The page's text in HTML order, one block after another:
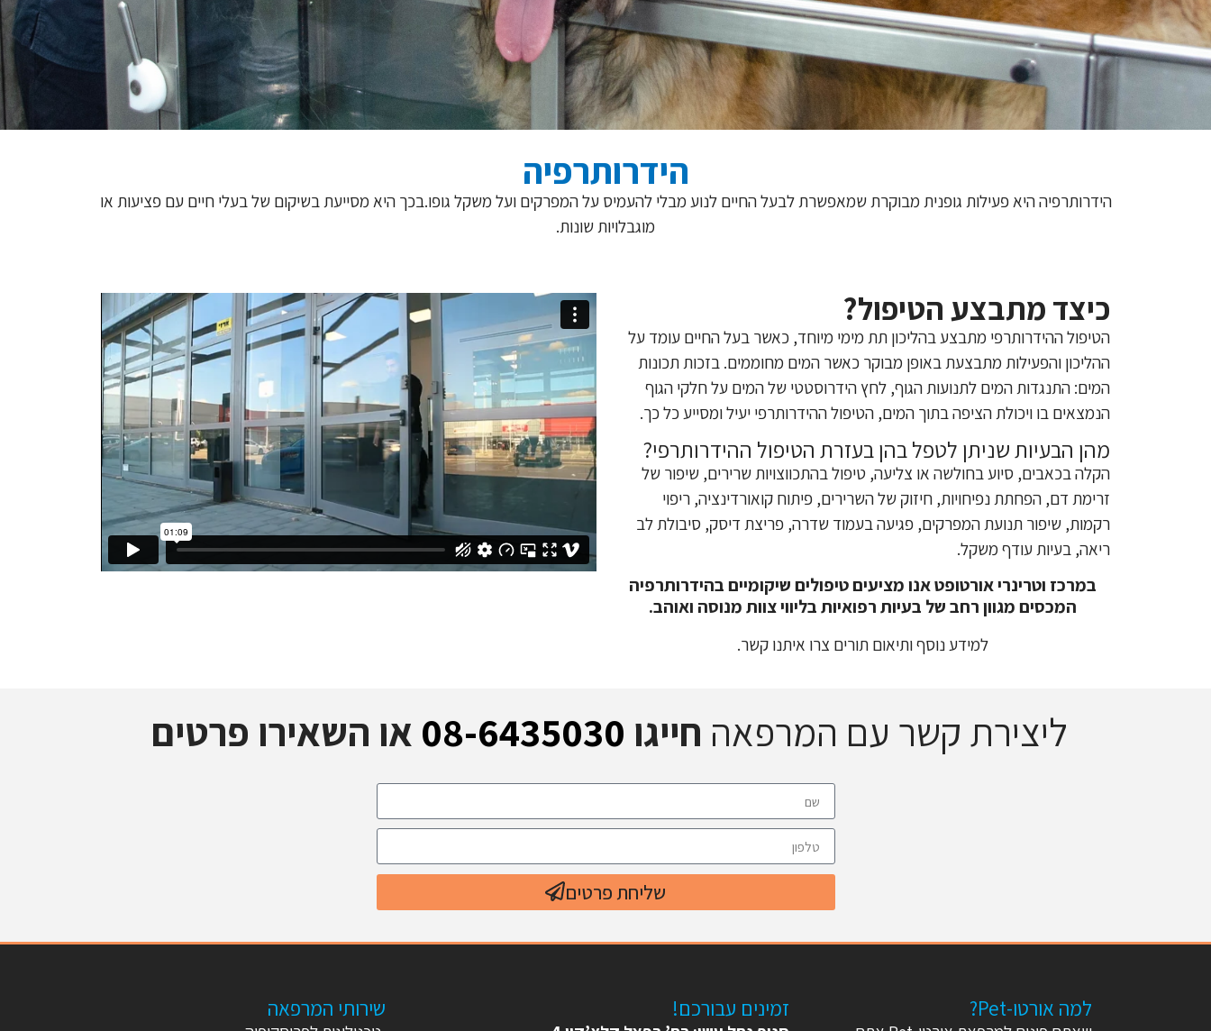
הידרותרפיה
הידרותרפיה היא פעילות גופנית מבוקרת שמאפשרת לבעל החיים לנוע מבלי להעמיס על המפרקים ועל משקל גופו.בכך היא מסייעת בשיקום של בעלי חיים עם פציעות או
מוגבלויות שונות.
כיצד מתבצע הטיפול?
הטיפול ההידרותרפי מתבצע בהליכון תת מימי מיוחד, כאשר בעל החיים עומד על
ההליכון והפעילות מתבצעת באופן מבוקר כאשר המים מחוממים. בזכות תכונות
המים: התנגדות המים לתנועות הגוף, לחץ הידרוסטטי של המים על חלקי הגוף
הנמצאים בו ויכולת הציפה בתוך המים, הטיפול ההידרותרפי יעיל ומסייע כל כך.
מהן הבעיות שניתן לטפל בהן בעזרת הטיפול ההידרותרפי?
הקלה בכאבים, סיוע בחולשה או צליעה, טיפול בהתכווצויות שרירים, שיפור של
זרימת דם, הפחתת נפיחויות, חיזוק של השרירים, פיתוח קואורדינציה, ריפוי
רקמות, שיפור תנועת המפרקים, פגיעה בעמוד שדרה, פריצת דיסק, סיבולת לב
ריאה, בעיות עודף משקל.
במרכז וטרינרי אורטופט אנו מציעים טיפולים שיקומיים בהידרותרפיה
המכסים מגוון רחב של בעיות רפואיות בליווי צוות מנוסה ואוהב.
למידע נוסף ותיאום תורים צרו איתנו קשר.
ליצירת קשר עם המרפאה חייגו 08-6435030 או השאירו פרטים
שליחת פרטים
למה אורטו-Pet? זמינים עבורכם! שירותי המרפאה